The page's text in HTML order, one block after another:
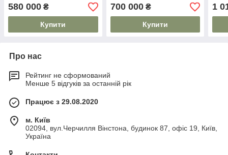
580 000 ₴
Купити
700 000₴
Купити
1
Про нас
Рейтинг не сформований
Менше 5 відгуків за останній рік
Працює з 29.08.2020
м. Київ
02094, вул.Черчилля Вінстона, будинок 87, офіс 19, Київ,
Україна